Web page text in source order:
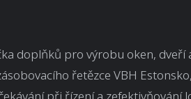
doplňků pro výrobu oken, dveří
řetězce VBH